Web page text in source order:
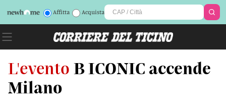
Affitta Acquista
L'evento B ICONIC accende
Milano